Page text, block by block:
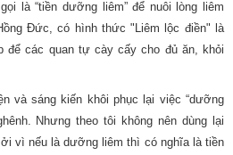
là “tiền dưỡng liêm” để nuôi lòng liêm
Đức, có hình thức "Liêm lộc điền" là
để các quan tự cày cấy cho đủ ăn, khỏi
và sáng kiến khôi phục lại việc “dưỡng
Nhưng theo tôi không nên dùng lại
vì nếu là dưỡng liêm thì có nghĩa là tiền